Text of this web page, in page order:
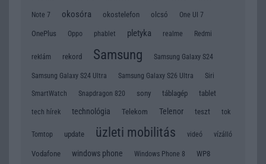
Note 7 okosóra okostelefon olcsó One UI 7
OnePlus Oppo phablet pletyka realme Redmi
reklám rekord Samsung Samsung Galaxy S24
Samsung Galaxy S24 Ultra Samsung Galaxy S26 Ultra Siri
SmartWatch Snapdragon 820 sony táblagép tablet
tech hírek technológia Telekom Telenor teszt tok
Tomtop update üzleti mobilitás videó vízálló
Vodafone windows phone Windows Phone 8 WP8